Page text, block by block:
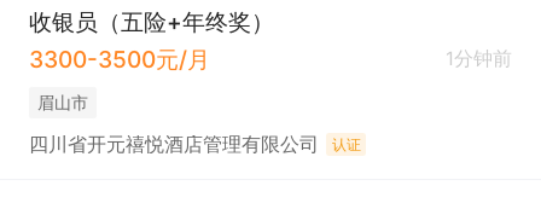
收银员（五险+年终奖）
3300-3500元/月
1分钟前
眉山市
四川省开元禧悦酒店管理有限公司 认证